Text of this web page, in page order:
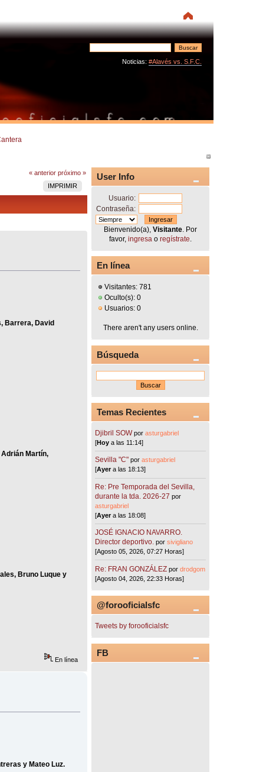
Noticias: #Alavés vs. S.F.C.
« anterior próximo »
IMPRIMIR
Barrera, David
Martín,
Bruno Luque y
En línea
y Mateo Luz.
User Info
Usuario:
Contraseña:
Bienvenido(a),Visitante . Por
favor,ingresa oregístrate
En línea
Visitantes: 781
Oculto(s): 0
Usuarios: 0
There aren't any users online.
Búsqueda
Temas Recientes
Djibril SOW porasturgabriel
[Hoy a las 11:14]
Sevilla "C"porasturgabriel
[Ayera las 18:13]
Re: Pre Temporada del Sevilla,
durante la tda. 2026-27 por
asturgabriel
[Ayera las 18:08]
JOSÉ IGNACIO NAVARRO.
Director deportivo. porsivigliano
[Agosto 05, 2026, 07:27 Horas]
Re: FRAN GONZÁLEZ pordrodgom
[Agosto 04, 2026, 22:33 Horas]
@forooficialsfc
Tweets by forooficialsfc
FB